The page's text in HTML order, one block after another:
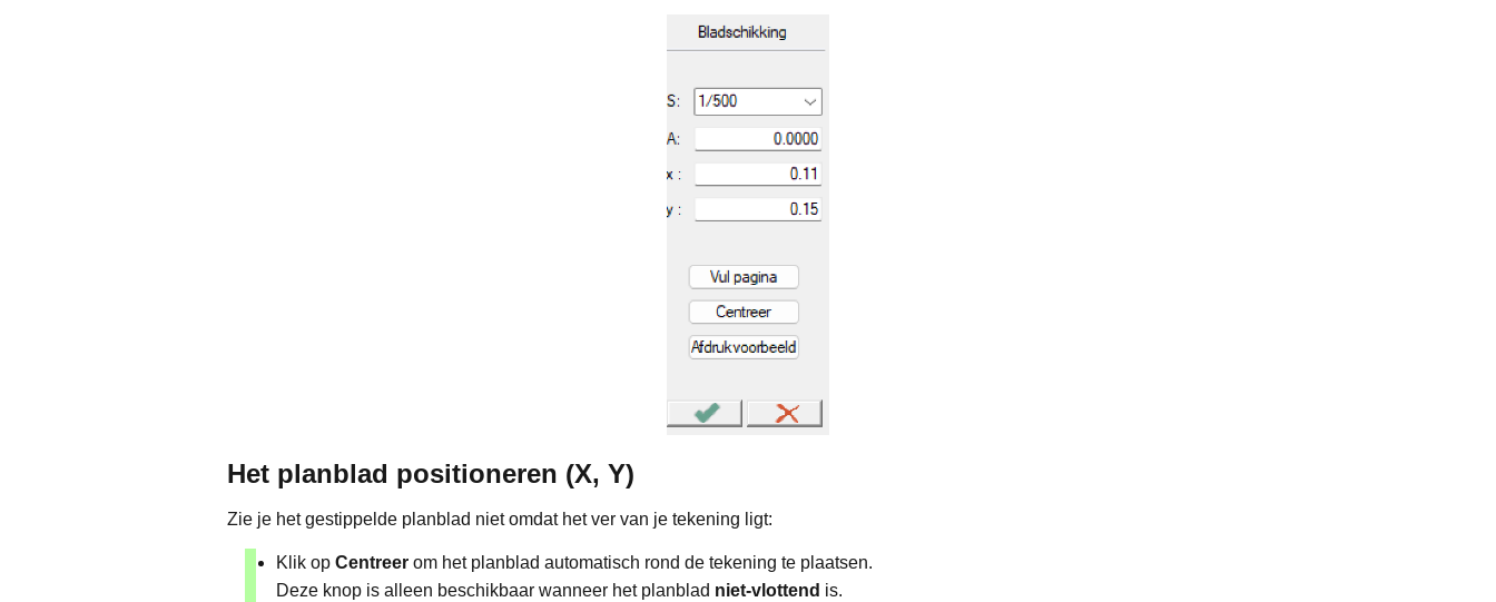
Het planblad positioneren (X, Y)
Zie je het gestippelde planblad niet omdat het ver van je tekening ligt:
Klik op Centreer om het planblad automatisch rond de tekening te plaatsen.
Deze knop is alleen beschikbaar wanneer het planblad niet-vlottend is.